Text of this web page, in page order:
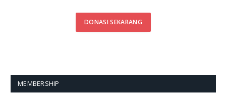
DONASI SEKARANG
MEMBERSHIP